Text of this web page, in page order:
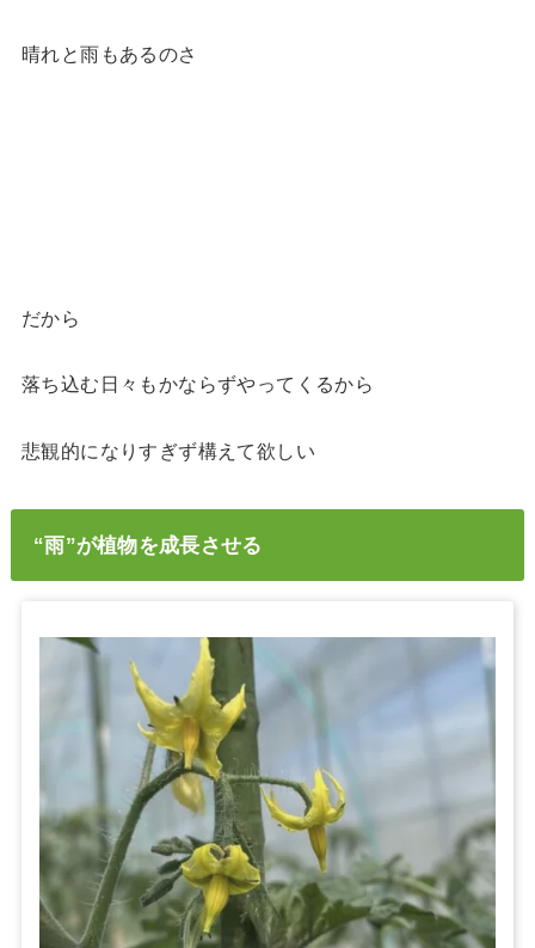
晴れと雨もあるのさ
だから
落ち込む日々もかならずやってくるから
悲観的になりすぎず構えて欲しい
“雨”が植物を成長させる